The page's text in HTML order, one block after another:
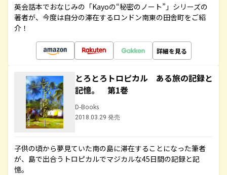
英会話本でおなじみの「Kayoの“秘密のノート”」シリーズの
著者が、今度は自分の滞在するロンドン南東の田舎町をご紹
介！
詳細を見る
とろとろトロピカル ある旅の記録と
記憶。 第1巻
D-Books
2018.03.29 発売
子供の頃から夢見ていた南の島に滞在することになった筆者
が、島で出合うトロピカルでマジカルな45日間の記録と記
憶。